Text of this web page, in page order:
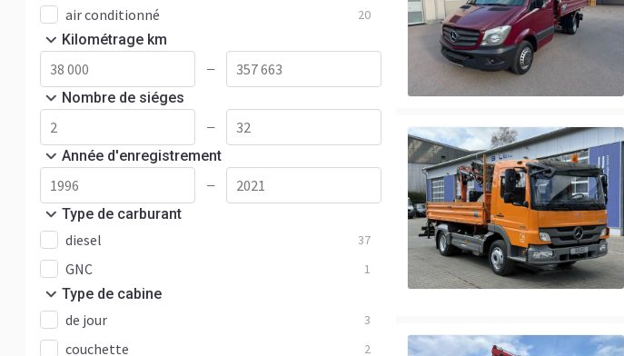
air conditionné 20
Kilométrage km
—
Nombre de siéges
—
Année d'enregistrement
—
Type de carburant
diesel 37
GNC 1
Type de cabine
de jour 3
couchette 2